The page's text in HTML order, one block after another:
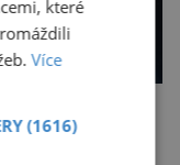
které
Více
(1616)